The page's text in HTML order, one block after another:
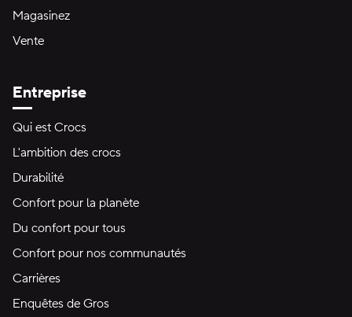
Magasinez
Vente
Entreprise
Qui est Crocs
L'ambition des crocs
Durabilité
Confort pour la planète
Du confort pour tous
Confort pour nos communautés
Carrières
Enquêtes de Gros